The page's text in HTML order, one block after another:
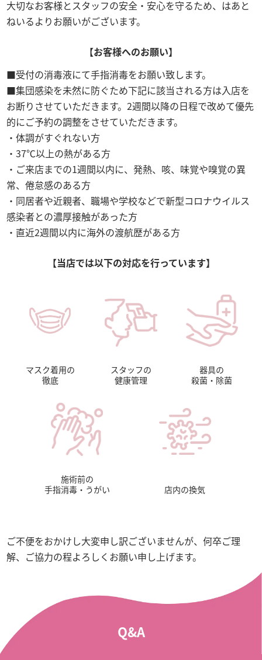
大切なお客様とスタッフの安全・安心を守るため、はあと
ねいるよりお願いがございます。
【お客様へのお願い】
受付の消毒液にて手指消毒をお願い致します。
集団感染を未然に防ぐため下記に該当される方は入店を
お断りさせていただきます。2週間以降の日程で改めて優先
的にご予約の調整をさせていただきます。
体調がすぐれない方
37℃以上の熱がある方
ご来店までの1週間以内に、発熱、咳、味覚や嗅覚の異
常、倦怠感のある方
同居者や近親者、職場や学校などで新型コロナウイルス
感染者との濃厚接触があった方
直近2週間以内に海外の渡航歴がある方
【当店では以下の対応を行っています】
マスク着用の
徹底
スタッフの
健康管理
器具の
殺菌・除菌
施術前の
手指消毒・うがい
店内の換気
ご不便をおかけし大変申し訳ございませんが、何卒ご理
解、ご協力の程よろしくお願い申し上げます。
Q&A